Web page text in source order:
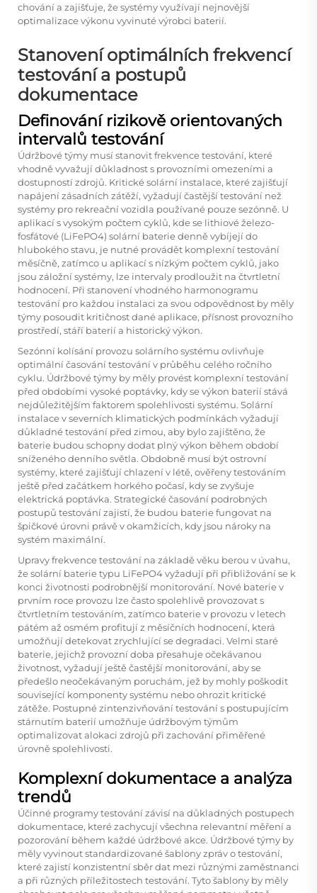
chování a zajišťuje, že systémy využívají nejnovější
optimalizace výkonu vyvinuté výrobci baterií.
Stanovení optimálních frekvencí
testování a postupů
dokumentace
Definování rizikově orientovaných
intervalů testování
Údržbové týmy musí stanovit frekvence testování, které
vhodně vyvažují důkladnost s provozními omezeními a
dostupností zdrojů. Kritické solární instalace, které zajišťují
napájení zásadních zátěží, vyžadují častější testování než
systémy pro rekreační vozidla používané pouze sezónně. U
aplikací s vysokým počtem cyklů, kde se lithiové železo-
fosfátové (LiFePO4) solární baterie denně vybíjejí do
hlubokého stavu, je nutné provádět komplexní testování
měsíčně, zatímco u aplikací s nízkým počtem cyklů, jako
jsou záložní systémy, lze intervaly prodloužit na čtvrtletní
hodnocení. Při stanovení vhodného harmonogramu
testování pro každou instalaci za svou odpovědnost by měly
týmy posoudit kritičnost dané aplikace, přísnost provozního
prostředí, stáří baterií a historický výkon.
Sezónní kolísání provozu solárního systému ovlivňuje
optimální časování testování v průběhu celého ročního
cyklu. Údržbové týmy by měly provést komplexní testování
před obdobími vysoké poptávky, kdy se výkon baterií stává
nejdůležitějším faktorem spolehlivosti systému. Solární
instalace v severních klimatických podmínkách vyžadují
důkladné testování před zimou, aby bylo zajištěno, že
baterie budou schopny dodat plný výkon během období
sníženého denního světla. Obdobně musí být ostrovní
systémy, které zajišťují chlazení v létě, ověřeny testováním
ještě před začátkem horkého počasí, kdy se zvyšuje
elektrická poptávka. Strategické časování podrobných
postupů testování zajistí, že budou baterie fungovat na
špičkové úrovni právě v okamžicích, kdy jsou nároky na
systém maximální.
Upravy frekvence testování na základě věku berou v úvahu,
že solární baterie typu LiFePO4 vyžadují při přibližování se k
konci životnosti podrobnější monitorování. Nové baterie v
prvním roce provozu lze často spolehlivě provozovat s
čtvrtletním testováním, zatímco baterie v provozu v letech
pátém až osmém profitují z měsíčních hodnocení, která
umožňují detekovat zrychlující se degradaci. Velmi staré
baterie, jejichž provozní doba přesahuje očekávanou
životnost, vyžadují ještě častější monitorování, aby se
předešlo neočekávaným poruchám, jež by mohly poškodit
související komponenty systému nebo ohrozit kritické
zátěže. Postupné zintenzivňování testování s postupujícím
stárnutím baterií umožňuje údržbovým týmům
optimalizovat alokaci zdrojů při zachování přiměřené
úrovně spolehlivosti.
Komplexní dokumentace a analýza
trendů
Účinné programy testování závisí na důkladných postupech
dokumentace, které zachycují všechna relevantní měření a
pozorování během každé údržbové akce. Údržbové týmy by
měly vyvinout standardizované šablony zpráv o testování,
které zajistí konzistentní sběr dat mezi různými zaměstnanci
a při různých příležitostech testování. Tyto šablony by měly